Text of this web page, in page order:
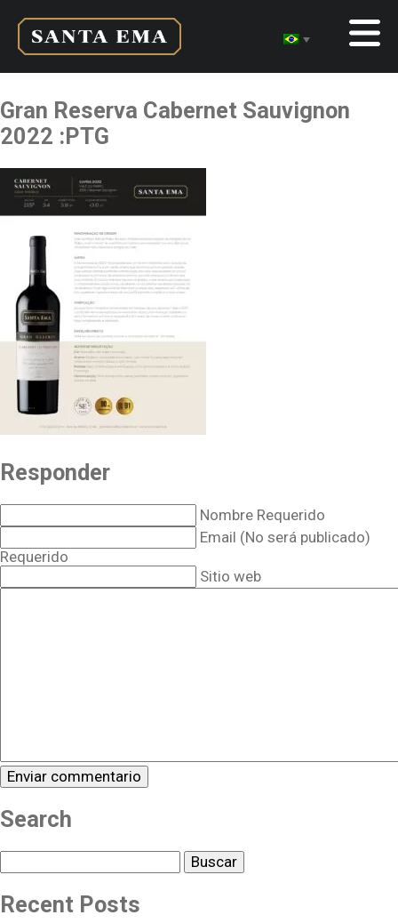
Gran Reserva Cabernet Sauvignon
2022 :PTG
Responder
Nombre Requerido
Email (No será publicado)
Requerido
Sitio web
Search
Recent Posts